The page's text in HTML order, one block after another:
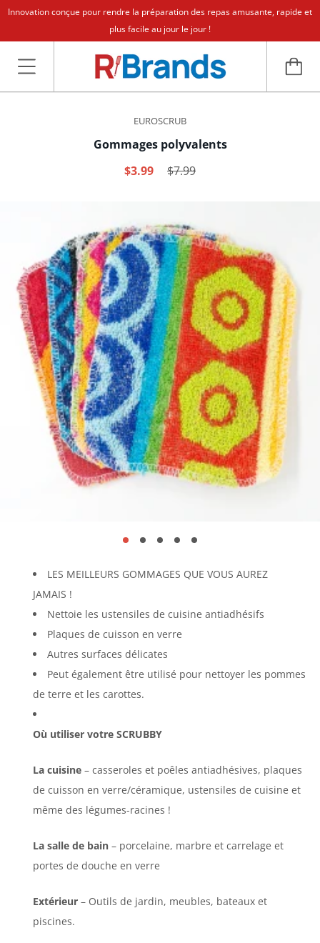
Innovation conçue pour rendre la préparation des repas amusante, rapide et
plus facile au jour le jour !
EUROSCRUB
Gommages polyvalents
$3.99
$7.99
LES MEILLEURS GOMMAGES QUE VOUS AUREZ
JAMAIS !
Nettoie les ustensiles de cuisine antiadhésifs
Plaques de cuisson en verre
Autres surfaces délicates
Peut également être utilisé pour nettoyer les pommes
de terre et les carottes.
Où utiliser votre SCRUBBY
La cuisine – casseroles et poêles antiadhésives, plaques
de cuisson en verre/céramique, ustensiles de cuisine et
même des légumes-racines !
La salle de bain – porcelaine, marbre et carrelage et
portes de douche en verre
Extérieur – Outils de jardin, meubles, bateaux et
piscines.